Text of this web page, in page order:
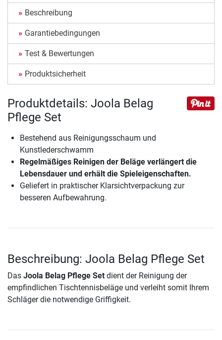
Beschreibung
Garantiebedingungen
Test & Bewertungen
Produktsicherheit
Produktdetails: Joola Belag
Pflege Set
Bestehend aus Reinigungsschaum und
Kunstlederschwamm
Regelmäßiges Reinigen der Beläge verlängert die
Lebensdauer und erhält die Spieleigenschaften.
Geliefert in praktischer Klarsichtverpackung zur
besseren Aufbewahrung.
Beschreibung: Joola Belag Pflege Set
Das Joola Belag Pflege Set dient der Reinigung der
empfindlichen Tischtennisbeläge und verleiht somit Ihrem
Schläger die notwendige Griffigkeit.